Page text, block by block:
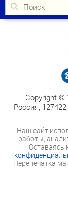
Copyright ©
Россия,
Наш сайт
работы,
Оставаясь
Перепечатка